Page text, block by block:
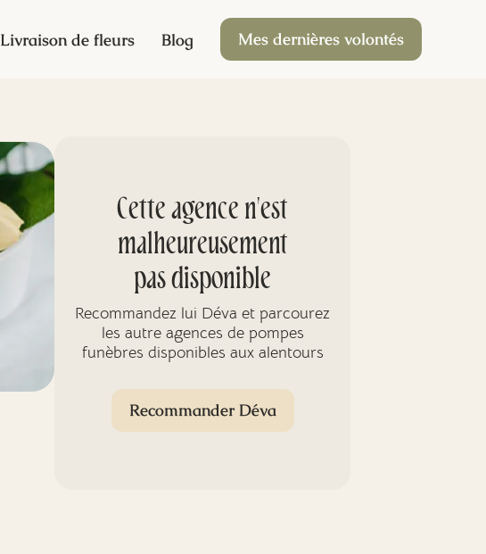
Livraison de fleurs Blog Mes dernières volontés
Cette agence n'est
malheureusement
pas disponible
Recommandez lui Déva et parcourez
les autre agences de pompes
funèbres disponibles aux alentours
Recommander Déva